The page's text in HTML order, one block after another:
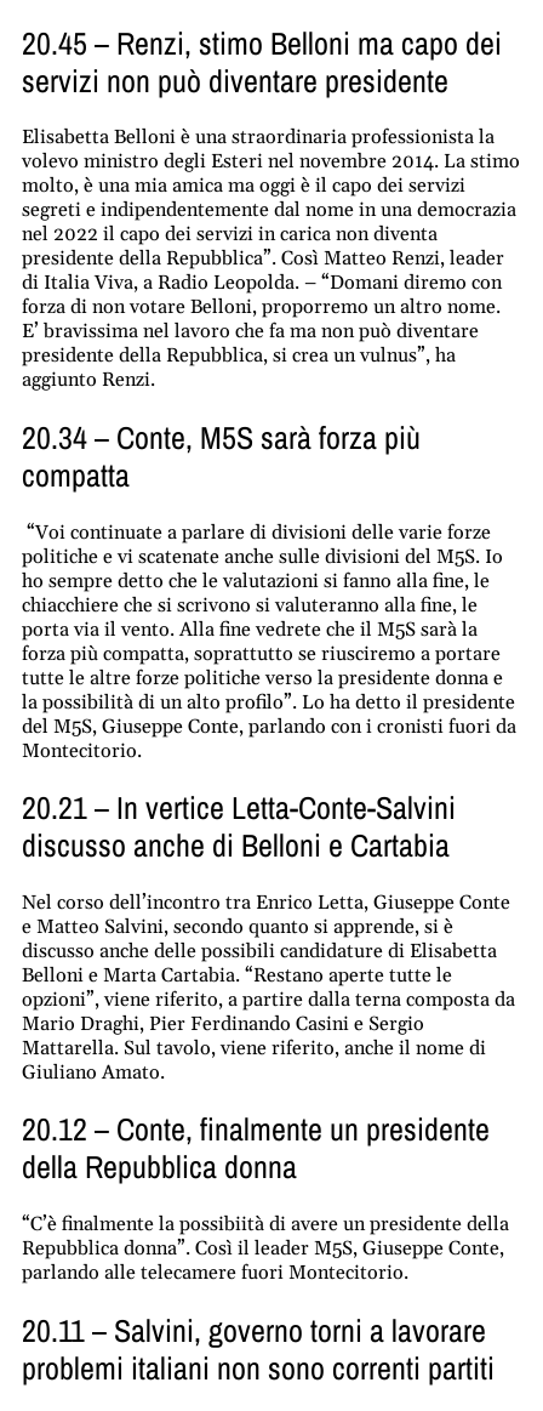
20.45 – Renzi, stimo Belloni ma capo dei
servizi non può diventare presidente
Elisabetta Belloni è una straordinaria professionista la
volevo ministro degli Esteri nel novembre 2014. La stimo
molto, è una mia amica ma oggi è il capo dei servizi
segreti e indipendentemente dal nome in una democrazia
nel 2022 il capo dei servizi in carica non diventa
presidente della Repubblica”. Così Matteo Renzi, leader
di Italia Viva, a Radio Leopolda. – “Domani diremo con
forza di non votare Belloni, proporremo un altro nome.
E’ bravissima nel lavoro che fa ma non può diventare
presidente della Repubblica, si crea un vulnus”, ha
aggiunto Renzi.
20.34 – Conte, M5S sarà forza più
compatta
“Voi continuate a parlare di divisioni delle varie forze
politiche e vi scatenate anche sulle divisioni del M5S. Io
ho sempre detto che le valutazioni si fanno alla fine, le
chiacchiere che si scrivono si valuteranno alla fine, le
porta via il vento. Alla fine vedrete che il M5S sarà la
forza più compatta, soprattutto se riusciremo a portare
tutte le altre forze politiche verso la presidente donna e
la possibilità di un alto profilo”. Lo ha detto il presidente
del M5S, Giuseppe Conte, parlando con i cronisti fuori da
Montecitorio.
20.21 – In vertice Letta-Conte-Salvini
discusso anche di Belloni e Cartabia
Nel corso dell’incontro tra Enrico Letta, Giuseppe Conte
e Matteo Salvini, secondo quanto si apprende, si è
discusso anche delle possibili candidature di Elisabetta
Belloni e Marta Cartabia. “Restano aperte tutte le
opzioni”, viene riferito, a partire dalla terna composta da
Mario Draghi, Pier Ferdinando Casini e Sergio
Mattarella. Sul tavolo, viene riferito, anche il nome di
Giuliano Amato.
20.12 – Conte, finalmente un presidente
della Repubblica donna
“C’è finalmente la possibiità di avere un presidente della
Repubblica donna”. Così il leader M5S, Giuseppe Conte,
parlando alle telecamere fuori Montecitorio.
20.11 – Salvini, governo torni a lavorare
problemi italiani non sono correnti partiti